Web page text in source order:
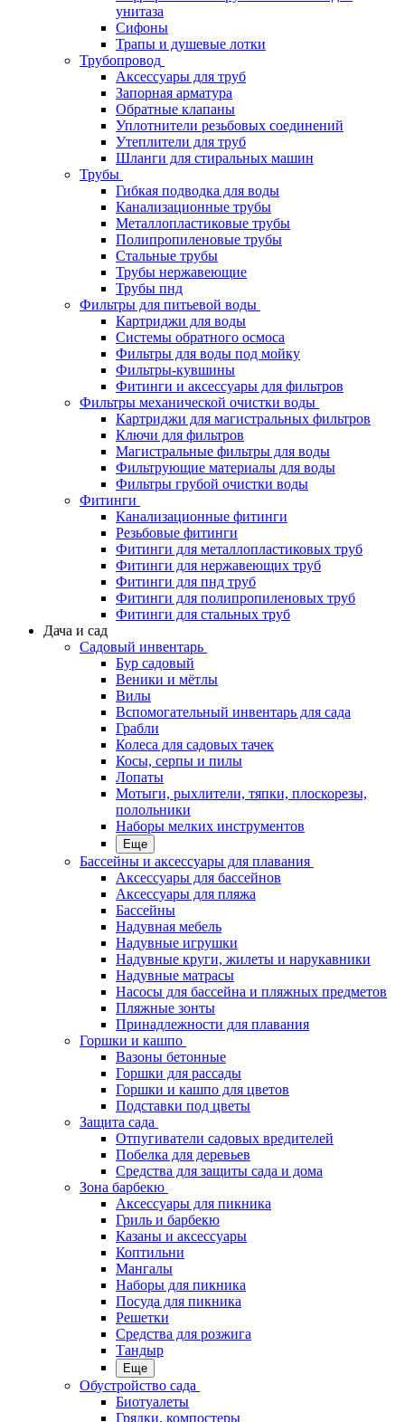
унитаза
Сифоны
Трапы и душевые лотки
Трубопровод
Аксессуары для труб
Запорная арматура
Обратные клапаны
Уплотнители резьбовых соединений
Утеплители для труб
Шланги для стиральных машин
Трубы
Гибкая подводка для воды
Канализационные трубы
Металлопластиковые трубы
Полипропиленовые трубы
Стальные трубы
Трубы нержавеющие
Трубы пнд
Фильтры для питьевой воды
Картриджи для воды
Системы обратного осмоса
Фильтры для воды под мойку
Фильтры-кувшины
Фитинги и аксессуары для фильтров
Фильтры механической очистки воды
Картриджи для магистральных фильтров
Ключи для фильтров
Магистральные фильтры для воды
Фильтрующие материалы для воды
Фильтры грубой очистки воды
Фитинги
Канализационные фитинги
Резьбовые фитинги
Фитинги для металлопластиковых труб
Фитинги для нержавеющих труб
Фитинги для пнд труб
Фитинги для полипропиленовых труб
Фитинги для стальных труб
Дача и сад
Садовый инвентарь
Бур садовый
Веники и мётлы
Вилы
Вспомогательный инвентарь для сада
Грабли
Колеса для садовых тачек
Косы, серпы и пилы
Лопаты
Мотыги, рыхлители, тяпки, плоскорезы,
полольники
Наборы мелких инструментов
Еще
Бассейны и аксессуары для плавания
Аксессуары для бассейнов
Аксессуары для пляжа
Бассейны
Надувная мебель
Надувные игрушки
Надувные круги, жилеты и нарукавники
Надувные матрасы
Насосы для бассейна и пляжных предметов
Пляжные зонты
Принадлежности для плавания
Горшки и кашпо
Вазоны бетонные
Горшки для рассады
Горшки и кашпо для цветов
Подставки под цветы
Защита сада
Отпугиватели садовых вредителей
Побелка для деревьев
Средства для защиты сада и дома
Зона барбекю
Аксессуары для пикника
Гриль и барбекю
Казаны и аксессуары
Коптильни
Мангалы
Наборы для пикника
Посуда для пикника
Решетки
Средства для розжига
Тандыр
Еще
Обустройство сада
Биотуалеты
Грядки, компостеры